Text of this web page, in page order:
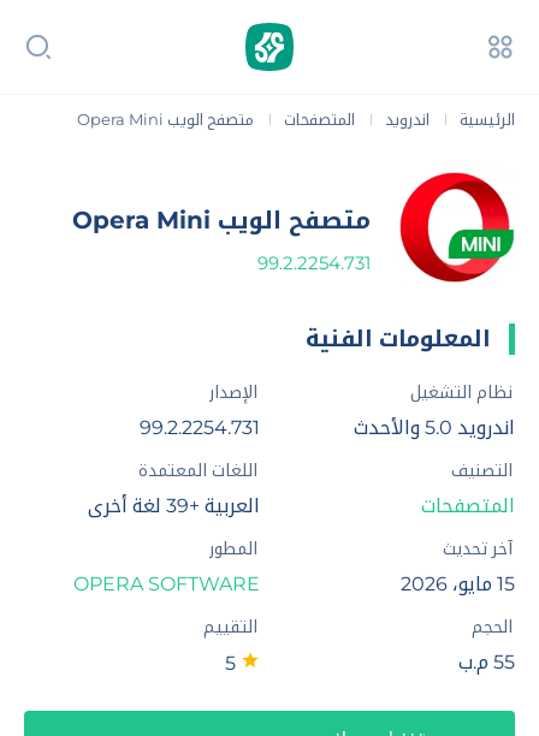
الرئيسية | اندرويد | المتصفحات | متصفح الويب Opera Mini
متصفح الويب Opera Mini
99.2.2254.731
المعلومات الفنية
نظام التشغيل
اندرويد 5.0 والأحدث
الإصدار
99.2.2254.731
التصنيف
المتصفحات
اللغات المعتمدة
العربية +39 لغة أخرى
آخر تحديث
15 مايو، 2026
المطور
OPERA SOFTWARE
الحجم
55 م.ب
التقييم